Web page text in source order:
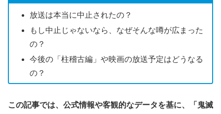
放送は本当に中止されたの？
もし中止じゃないなら、なぜそんな噂が広まった
の？
今後の「柱稽古編」や映画の放送予定はどうなる
の？
この記事では、公式情報や客観的なデータを基に、「鬼滅